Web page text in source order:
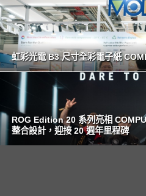
虹彩光電 B3 尺寸全彩電子紙
ROG Edition 20 系列亮相
整合設計，迎接 20 週年里程碑